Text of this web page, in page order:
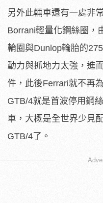
另外此輛車還有一處非
Borrani輕量化鋼絲圈，
輪圈與Dunlop輪胎的
動力與抓地力太強，進
件，此後Ferrari就不再
GTB/4就是首波停用鋼
車，大概是全世界少見
GTB/4了。